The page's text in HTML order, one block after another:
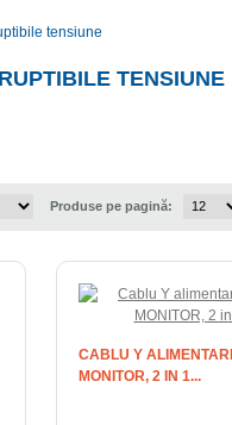
tensiune
TENSIUNE
Produse pe pagină:
CABLU Y
MONITOR, 2 IN 1...